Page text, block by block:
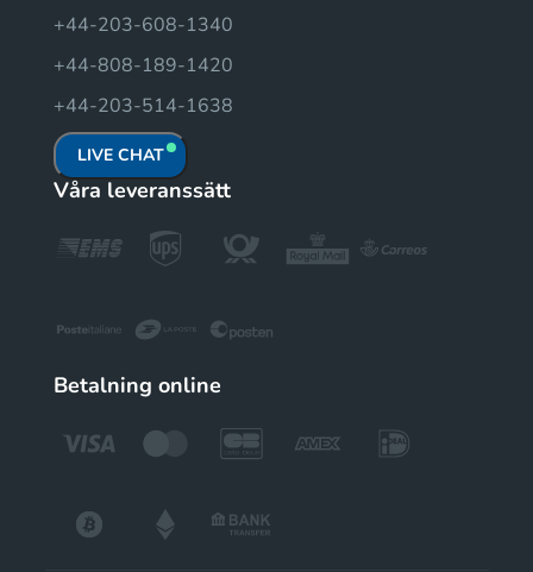
+44-203-608-1340
+44-808-189-1420
+44-203-514-1638
LIVE CHAT
Våra leveranssätt
Betalning online